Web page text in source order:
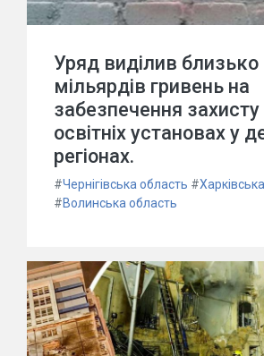
Уряд виділив близько
мільярдів гривень на
забезпечення захисту
освітніх установах у
регіонах.
#Чернігівська область #
#Волинська область